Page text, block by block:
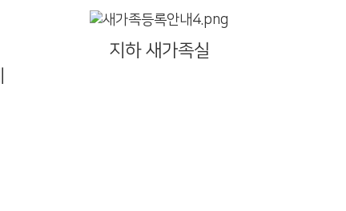
지하 새가족실